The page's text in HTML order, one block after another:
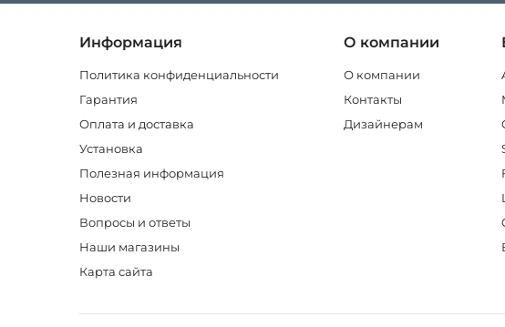
Информация
Политика конфиденциальности
Гарантия
Оплата и доставка
Установка
Полезная информация
Новости
Вопросы и ответы
Наши магазины
Карта сайта
О компании
О компании
Контакты
Дизайнерам